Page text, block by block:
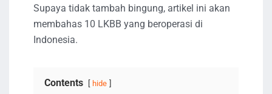
Supaya tidak tambah bingung, artikel ini akan
membahas 10 LKBB yang beroperasi di
Indonesia.
Contents hide